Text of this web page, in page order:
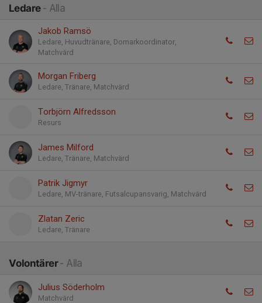
Ledare - Alla
Jakob Ramsö
Ledare, Huvudtränare, Domarkoordinator,
Matchvärd
Morgan Friberg
Ledare, Tränare, Matchvärd
Torbjörn Alfredsson
Resurs
James Milford
Ledare, Tränare, Matchvärd
Patrik Jigmyr
Ledare, MV-tränare, Futsalcupansvarig, Matchvärd
Zlatan Zeric
Ledare, Tränare
Volontärer- Alla
Julius Söderholm
Matchvärd